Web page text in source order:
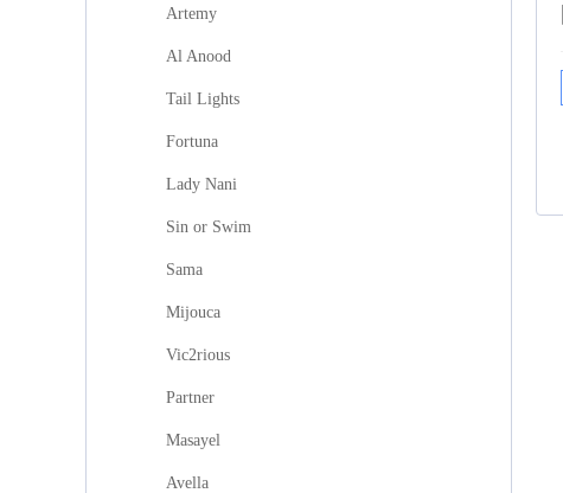
Artemy
Al Anood
Tail Lights
Fortuna
Lady Nani
Sin or Swim
Sama
Mijouca
Vic2rious
Partner
Masayel
Avella